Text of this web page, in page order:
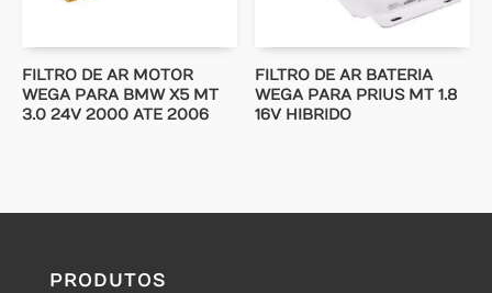
FILTRO DE AR MOTOR
WEGA PARA BMW X5 MT
3.0 24V 2000 ATE 2006
FILTRO DE AR BATERIA
WEGA PARA PRIUS MT 1.8
16V HIBRIDO
PRODUTOS